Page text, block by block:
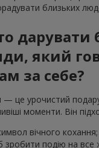
близьких
дарувати
який
за себе?
— це урочистий
моменти. Він
вічного кохання;
подію на все